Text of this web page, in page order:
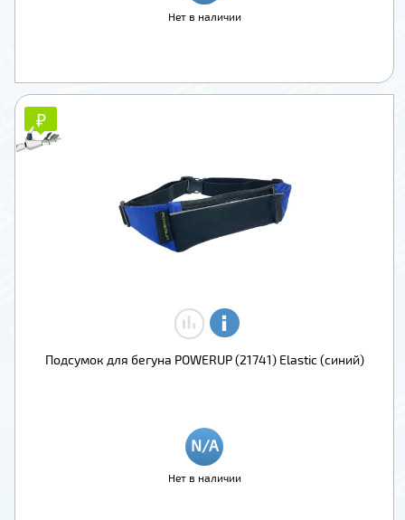
Нет в наличии
₽
₽
Подсумок для бегуна POWERUP (21741) Elastic (синий)
Нет в наличии